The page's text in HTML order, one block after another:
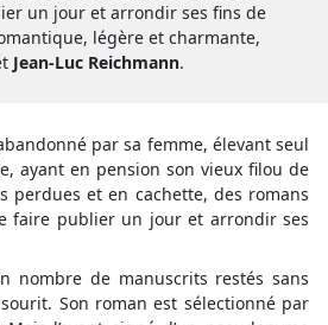
un jour et arrondir ses fins de
légère et charmante,
Jean-Luc Reichmann.
par sa femme, élevant seul
ayant en pension son vieux filou de
perdues et en cachette, des romans
faire publier un jour et arrondir ses
nombre de manuscrits restés sans
Son roman est sélectionné par